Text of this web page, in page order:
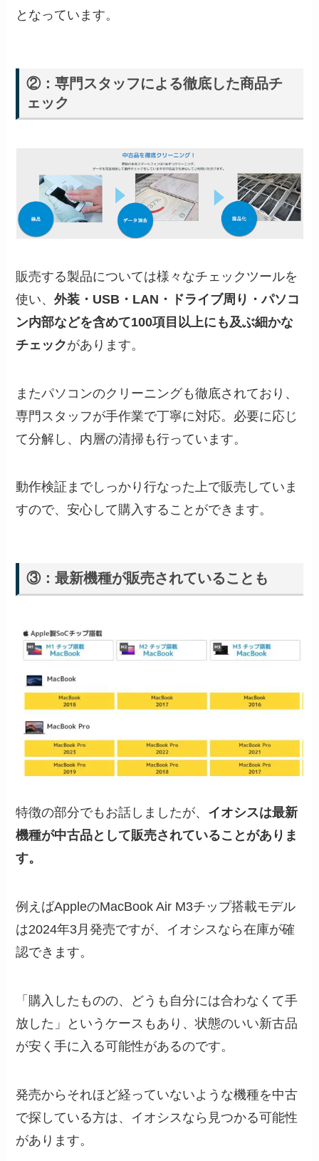
となっています。
②：専門スタッフによる徹底した商品チ
ェック
販売する製品については様々なチェックツールを
使い、外装・USB・LAN・ドライブ周り・パソコ
ン内部などを含めて100項目以上にも及ぶ細かな
チェックがあります。
またパソコンのクリーニングも徹底されており、
専門スタッフが手作業で丁寧に対応。必要に応じ
て分解し、内層の清掃も行っています。
動作検証までしっかり行なった上で販売していま
すので、安心して購入することができます。
③：最新機種が販売されていることも
特徴の部分でもお話しましたが、 イオシスは最新
機種が中古品として販売されていることがありま
す。
例えばAppleのMacBook Air M3チップ搭載モデル
は2024年3月発売ですが、イオシスなら在庫が確
認できます。
「購入したものの、どうも自分には合わなくて手
放した」というケースもあり、状態のいい新古品
が安く手に入る可能性があるのです。
発売からそれほど経っていないような機種を中古
で探している方は、イオシスなら見つかる可能性
があります。